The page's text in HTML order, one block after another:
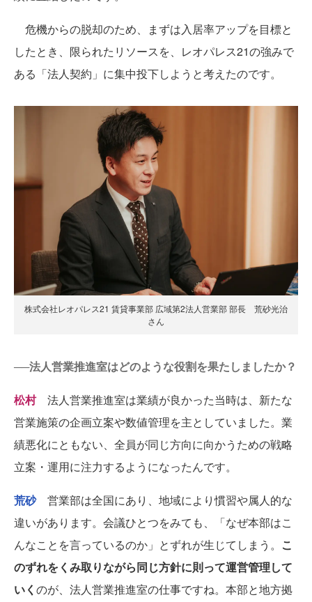
危機からの脱却のため、まずは入居率アップを目標と
したとき、限られたリソースを、レオパレス21の強みで
ある「法人契約」に集中投下しようと考えたのです。
株式会社レオパレス21 賃貸事業部 広域第2法人営業部 部長 荒砂光治
さん
──法人営業推進室はどのような役割を果たしましたか？
松村法人営業推進室は業績が良かった当時は、新たな
営業施策の企画立案や数値管理を主としていました。業
績悪化にともない、全員が同じ方向に向かうための戦略
立案・運用に注力するようになったんです。
荒砂営業部は全国にあり、地域により慣習や属人的な
違いがあります。会議ひとつをみても、「なぜ本部はこ
んなことを言っているのか」とずれが生じてしまう。 こ
のずれをくみ取りながら同じ方針に則って運営管理して
いく のが、法人営業推進室の仕事ですね。本部と地方拠